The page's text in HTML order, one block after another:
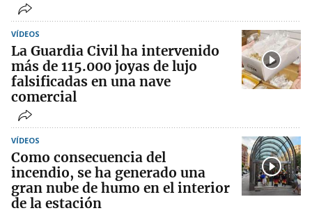
VÍDEOS
La Guardia Civil ha intervenido
más de 115.000 joyas de lujo
falsificadas en una nave
comercial
VÍDEOS
Como consecuencia del
incendio, se ha generado una
gran nube de humo en el interior
de la estación